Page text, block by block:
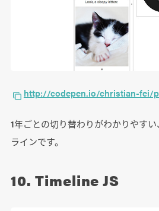
http://codepen.io/christian-fei/
1年ごとの切り替わりがわかりやす
ラインです。
10. Timeline JS